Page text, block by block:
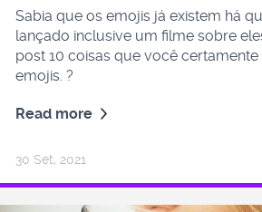
Sabia que os emojis já existem há
lançado inclusive um filme sobre
post 10 coisas que você
emojis. ?
Read more
30 Set, 2021